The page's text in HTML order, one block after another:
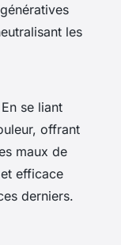
les
se liant
offrant
maux de
efficace
derniers.